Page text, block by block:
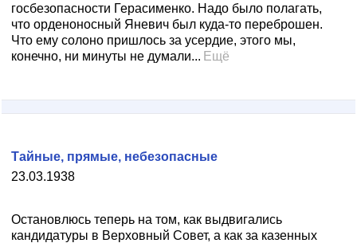
госбезопасности Герасименко. Надо было полагать,
что орденоносный Яневич был куда-то переброшен.
Что ему солоно пришлось за усердие, этого мы,
конечно, ни минуты не думали... Ещё
23.03.1938
Тайные, прямые, небезопасные
Остановлюсь теперь на том, как выдвигались
кандидатуры в Верховный Совет, а как за казенных